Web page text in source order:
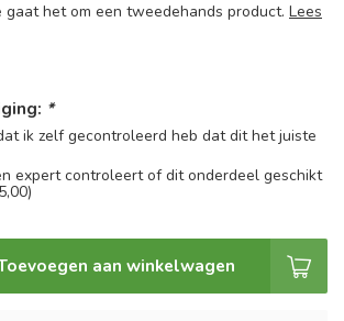
gaat het om een tweedehands product. Lees
*
ik zelf gecontroleerd heb dat dit het juiste
expert controleert of dit onderdeel geschikt
aan winkelwagen